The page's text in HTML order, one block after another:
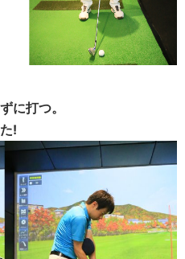
に打つ。
!